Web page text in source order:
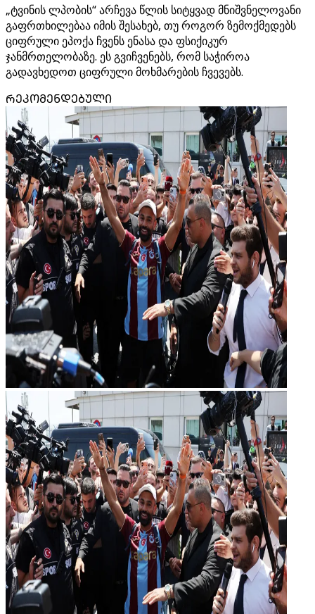
„ტვინის ლპობის“ არჩევა წლის სიტყვად მნიშვნელოვანი
გაფრთხილებაა იმის შესახებ, თუ როგორ ზემოქმედებს
ციფრული ეპოქა ჩვენს ენასა და ფსიქიკურ
ჯანმრთელობაზე. ეს გვიჩვენებს, რომ საჭიროა
გადავხედოთ ციფრული მოხმარების ჩვევებს.
ᲠᲔᲙᲝᲛᲔᲜᲓᲔᲑᲣᲚᲘ